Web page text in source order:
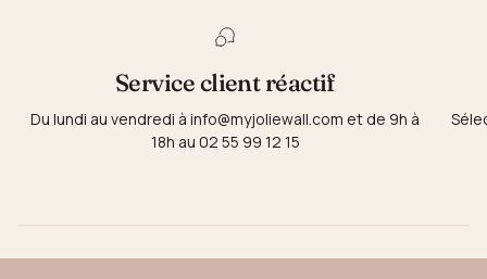
Service client réactif
Du lundi au vendredi à info@myjoliewall.com et de 9h à
18h au 02 55 99 12 15